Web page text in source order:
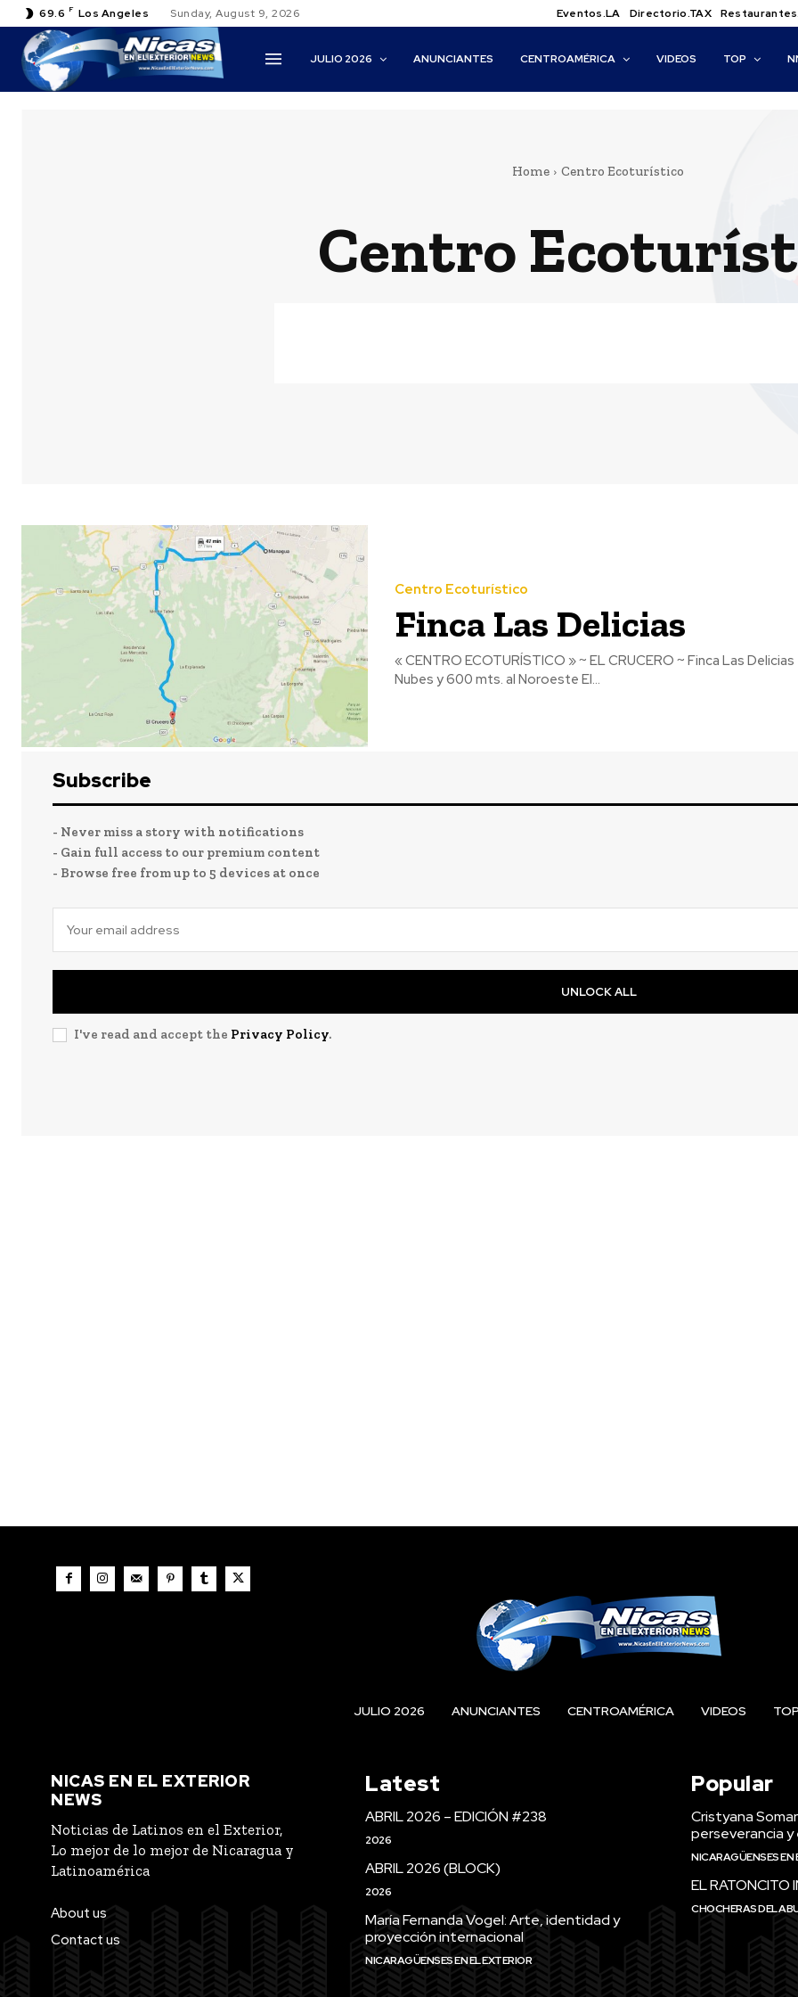
69.6 F Los Angeles Sunday, August 9, 2026 Eventos.LA Directorio.TAX
JULIO 2026 ANUNCIANTES CENTROAMÉRICA VIDEOS TOP
Home Centro Ecoturístico
Centro
Centro Ecoturístico
Finca Las Delicias
« CENTRO ECOTURÍSTICO » ~ EL CRUCERO ~ Finca Las Delicias DIRECCIÓN De la Plaza de El Crucero, 3.3 Kms. hacia
Nubes y 600 mts. al Noroeste El...
Subscribe
- Never miss a story with notifications
- Gain full access to our premium content
- Browse free from up to 5 devices at once
UNLOCK ALL
I've read and accept the Privacy Policy.
JULIO 2026 ANUNCIANTES CENTROAMÉRICA VIDEOS
NICAS EN EL EXTERIOR
NEWS
Noticias de Latinos en el Exterior,
Lo mejor de lo mejor de Nicaragua y
Latinoamérica
About us
Contact us
Latest
ABRIL 2026 – EDICIÓN #238
2026
ABRIL 2026 (BLOCK)
2026
María Fernanda Vogel: Arte, identidad y
proyección internacional
NICARAGÜENSES EN EL EXTERIOR
Popular
Cristyana
perseverancia
NICARAGÜENSES EN
EL RATONCITO
CHOCHERAS DEL